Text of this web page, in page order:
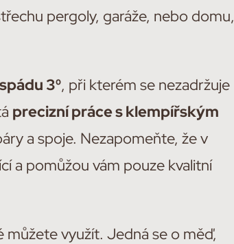
pergoly, garáže, nebo domu,
3⁰, při kterém se nezadržuje
precizní práce s klempířským
a spoje. Nezapomeňte, že v
a pomůžou vám pouze kvalitní
můžete využít. Jedná se o měď,